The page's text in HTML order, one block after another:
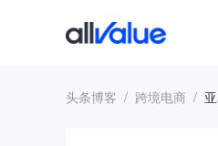
头条博客 跨境电商